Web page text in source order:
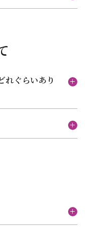
れぐらいあり